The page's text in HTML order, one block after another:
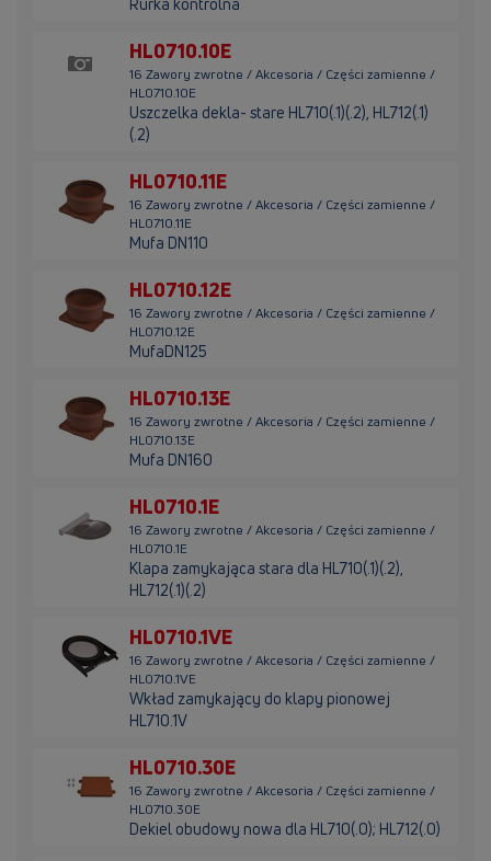
Rurka kontrolna
HL0710.10E
16 Zawory zwrotne / Akcesoria / Części zamienne /
HL0710.10E
Uszczelka dekla- stare HL710(.1)(.2), HL712(.1)
(.2)
HL0710.11E
16 Zawory zwrotne / Akcesoria / Części zamienne /
HL0710.11E
Mufa DN110
HL0710.12E
16 Zawory zwrotne / Akcesoria / Części zamienne /
HL0710.12E
MufaDN125
HL0710.13E
16 Zawory zwrotne / Akcesoria / Części zamienne /
HL0710.13E
Mufa DN160
HL0710.1E
16 Zawory zwrotne / Akcesoria / Części zamienne /
HL0710.1E
Klapa zamykająca stara dla HL710(.1)(.2),
HL712(.1)(.2)
HL0710.1VE
16 Zawory zwrotne / Akcesoria / Części zamienne /
HL0710.1VE
Wkład zamykający do klapy pionowej
HL710.1V
HL0710.30E
16 Zawory zwrotne / Akcesoria / Części zamienne /
HL0710.30E
Dekiel obudowy nowa dla HL710(.0); HL712(.0)